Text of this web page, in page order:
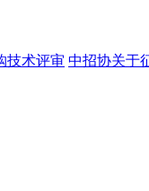
技术评审 中招协关于